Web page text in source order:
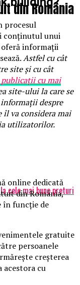
procesul
conținutul unui
oferă informații
Astfel cu cât
site și cu cât
cu mai
site-ului la care se
despre
îl va considera mai
utilizatorilor.
cele mai bune preturi
din România
online dedicată
din România,
în funcție de
gratuite
persoanele
creșterea
cu